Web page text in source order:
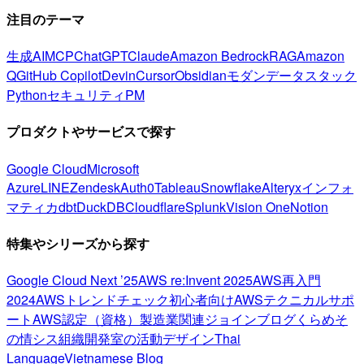
注目のテーマ
生成AIMCPChatGPTClaudeAmazon BedrockRAGAmazon
QGitHub CopilotDevinCursorObsidianモダンデータスタック
PythonセキュリティPM
プロダクトやサービスで探す
Google CloudMicrosoft
AzureLINEZendeskAuth0TableauSnowflakeAlteryxインフォ
マティカdbtDuckDBCloudflareSplunkVision OneNotion
特集やシリーズから探す
Google Cloud Next ’25AWS re:Invent 2025AWS再入門
2024AWSトレンドチェック初心者向けAWSテクニカルサポ
ートAWS認定（資格） 製造業関連ジョインブログくらめそ
の情シス組織開発室の活動デザインThai
LanguageVietnamese Blog